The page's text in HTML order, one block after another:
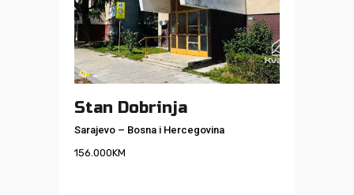
Stan Dobrinja
Sarajevo – Bosna i Hercegovina
156.000KM